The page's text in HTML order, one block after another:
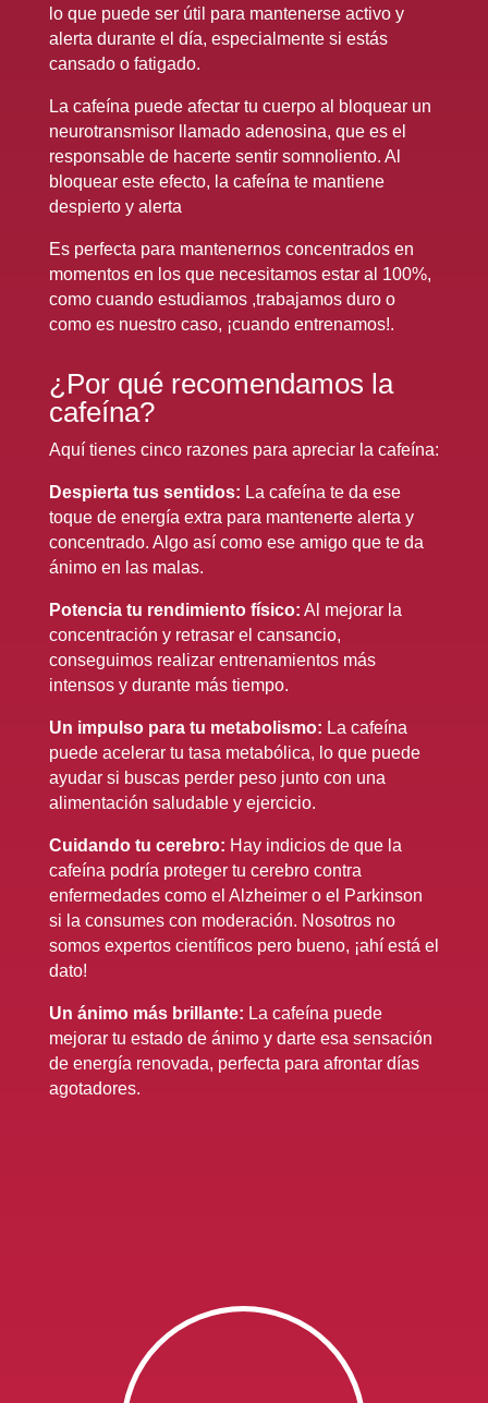
lo que puede ser útil para mantenerse activo y
alerta durante el día, especialmente si estás
cansado o fatigado.
La cafeína puede afectar tu cuerpo al bloquear un
neurotransmisor llamado adenosina, que es el
responsable de hacerte sentir somnoliento. Al
bloquear este efecto, la cafeína te mantiene
despierto y alerta
Es perfecta para mantenernos concentrados en
momentos en los que necesitamos estar al 100%,
como cuando estudiamos ,trabajamos duro o
como es nuestro caso, ¡cuando entrenamos!.
¿Por qué recomendamos la
cafeína?
Aquí tienes cinco razones para apreciar la cafeína:
Despierta tus sentidos: La cafeína te da ese
toque de energía extra para mantenerte alerta y
concentrado. Algo así como ese amigo que te da
ánimo en las malas.
Potencia tu rendimiento físico: Al mejorar la
concentración y retrasar el cansancio,
conseguimos realizar entrenamientos más
intensos y durante más tiempo.
Un impulso para tu metabolismo: La cafeína
puede acelerar tu tasa metabólica, lo que puede
ayudar si buscas perder peso junto con una
alimentación saludable y ejercicio.
Cuidando tu cerebro: Hay indicios de que la
cafeína podría proteger tu cerebro contra
enfermedades como el Alzheimer o el Parkinson
si la consumes con moderación. Nosotros no
somos expertos científicos pero bueno, ¡ahí está el
dato!
Un ánimo más brillante: La cafeína puede
mejorar tu estado de ánimo y darte esa sensación
de energía renovada, perfecta para afrontar días
agotadores.